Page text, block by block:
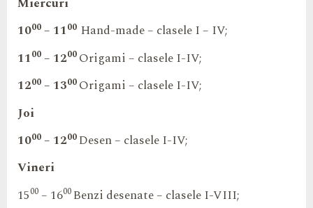
1000 – 1100 Hand-made – clasele I – IV;
1100 – 1200 Origami – clasele I-IV;
1200 – 1300 Origami – clasele I-IV;
Joi
1000 – 1200 Desen – clasele I-IV;
Vineri
1500 – 1600 Benzi desenate – clasele I-VIII;